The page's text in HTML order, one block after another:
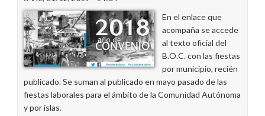
de
Endesa
en
Canarias
En el enlace que
acompaña se accede
al texto oficial del
B.O.C. con las fiestas
por municipio, recién
publicado. Se suman al publicado en mayo pasado de las
fiestas laborales para el ámbito de la Comunidad Autónoma
y por islas.